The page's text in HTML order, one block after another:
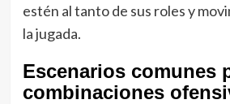
estén al tanto de sus roles y
la jugada.
Escenarios comunes
combinaciones